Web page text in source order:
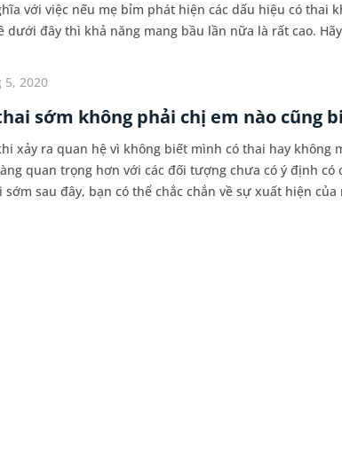
với việc nếu mẹ bỉm phát hiện các dấu hiệu có thai
dưới đây thì khả năng mang bầu lần nữa là rất cao. Hãy
5, 2020
sớm không phải chị em nào cũng
xảy ra quan hệ vì không biết mình có thai hay không
quan trọng hơn với các đối tượng chưa có ý định có
sau đây, bạn có thể chắc chắn về sự xuất hiện của